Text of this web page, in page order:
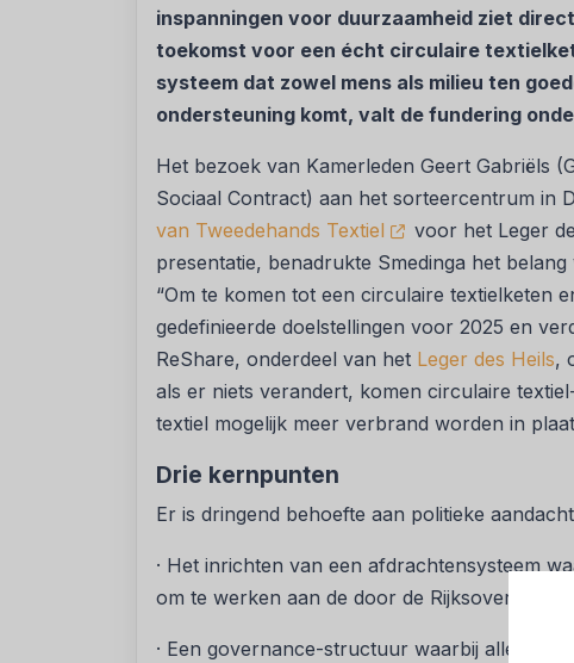
inspanningen voor duurzaamheid ziet
toekomst voor een écht circulaire
systeem dat zowel mens als milieu ten
ondersteuning komt, valt de fundering
Het bezoek van Kamerleden Geert Gabriëls
Sociaal Contract) aan het sorteercentrum in
van Tweedehands Textiel
voor het Leger
presentatie, benadrukte Smedinga het
“Om te komen tot een circulaire textielketen
gedefinieerde doelstellingen voor 2025 en
ReShare, onderdeel van het Leger des Heils,
als er niets verandert, komen circulaire
textiel mogelijk meer verbrand worden in
Drie kernpunten
Er is dringend behoefte aan politieke
· Het inrichten van een afdrachtensysteem
om te werken aan de door de Rijksoverheid
· Een governance-structuur waarbij alle